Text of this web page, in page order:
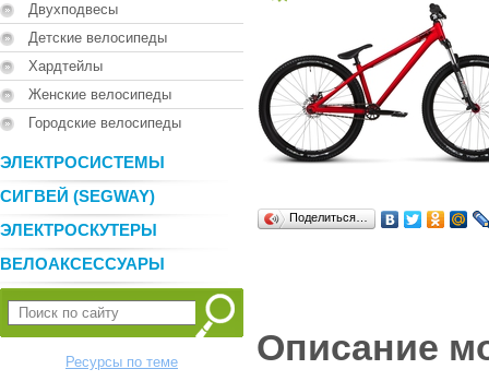
Двухподвесы
Детские велосипеды
Хардтейлы
Женские велосипеды
Городские велосипеды
ЭЛЕКТРОСИСТЕМЫ
СИГВЕЙ (SEGWAY)
ЭЛЕКТРОСКУТЕРЫ
ВЕЛОАКСЕССУАРЫ
Ресурсы по теме
Поделиться…
Описание